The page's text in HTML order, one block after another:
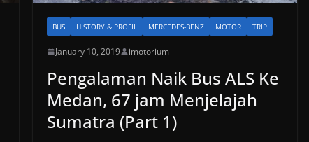
BUS HISTORY & PROFIL MERCEDES-BENZ MOTOR TRIP
January 10, 2019 imotorium
Pengalaman Naik Bus ALS Ke
Medan, 67 jam Menjelajah
Sumatra (Part 1)